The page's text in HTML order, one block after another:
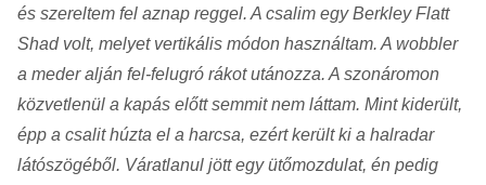
és szereltem fel aznap reggel. A csalim egy Berkley Flatt
Shad volt, melyet vertikális módon használtam. A wobbler
a meder alján fel-felugró rákot utánozza. A szonáromon
közvetlenül a kapás előtt semmit nem láttam. Mint kiderült,
épp a csalit húzta el a harcsa, ezért került ki a halradar
látószögéből. Váratlanul jött egy ütőmozdulat, én pedig